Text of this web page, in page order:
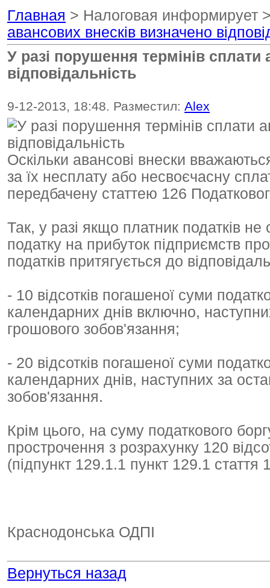
Главная > Налоговая информирует
авансових внесків визначено
У разі порушення термінів сплати
відповідальність
9-12-2013, 18:48. Разместил: Alex
Оскільки авансові внески
за їх несплату або несвоєчасну
передбачену статтею 126
Так, у разі якщо платник податків
податку на прибуток підприємств
податків притягується до
- 10 відсотків погашеної суми
календарних днів включно,
грошового зобов'язання;
- 20 відсотків погашеної суми
календарних днів, наступних за
зобов'язання.
Крім цього, на суму податкового
прострочення з розрахунку 120
(підпункт 129.1.1 пункт 129.1 стаття
Краснодонська ОДПІ
Вернуться назад